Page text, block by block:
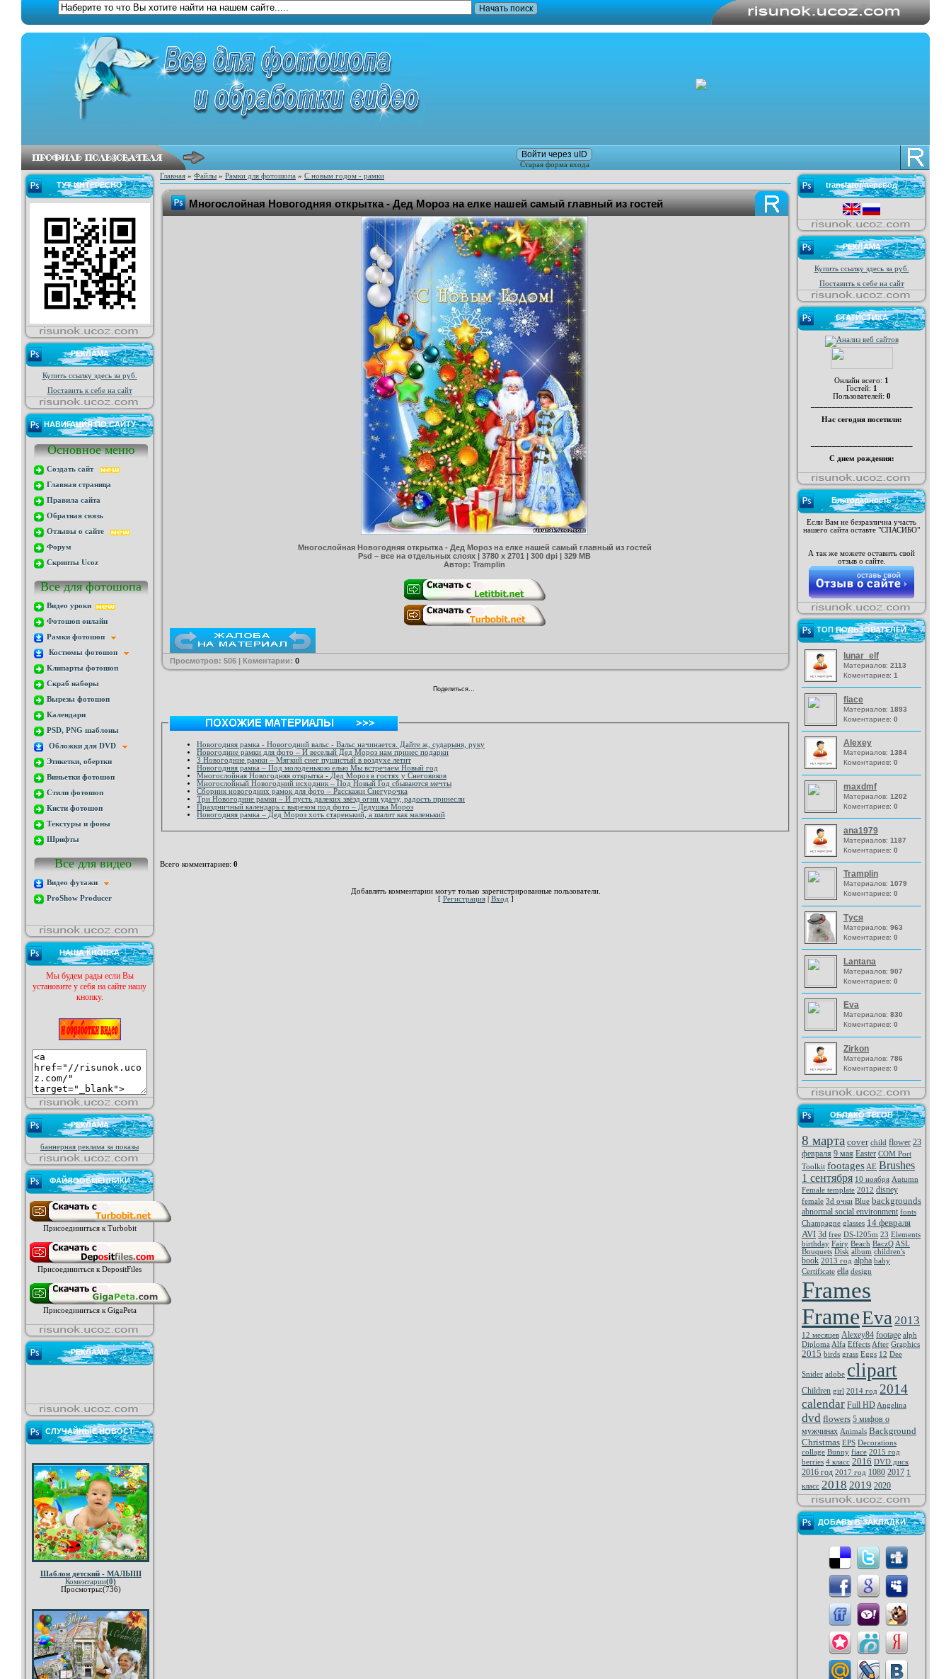
Войти через uID
Старая форма входа
ТУТ ИНТЕРЕСНО
РЕКЛАМА
Купить ссылку здесь за руб.
Поставить к себе на сайт
НАВИГАЦИЯ ПО САЙТУ
Основное меню
Создать сайт
Главная страница
Правила сайта
Обратная связь
Отзывы о сайте
Форум
Скрипты Ucoz
Все для фотошопа
Видео уроки
Фотошоп онлайн
Рамки фотошоп
Костюмы фотошоп
Клипарты фотошоп
Скраб наборы
Вырезы фотошоп
Календари
PSD, PNG шаблоны
Обложки для DVD
Этикетки, обертки
Виньетки фотошоп
Стили фотошоп
Кисти фотошоп
Текстуры и фоны
Шрифты
Все для видео
Видео футажи
ProShow Producer
НАША КНОПКА
Мы будем рады если Вы
установите у себя на сайте нашу
кнопку.
РЕКЛАМА
баннерная реклама за показы
ФАЙЛООБМЕННИКИ
Присоединиться к Turbobit
Присоединиться к DepositFiles
Присоединиться к GigaPeta
РЕКЛАМА
СЛУЧАЙНЫЕ НОВОСТ
Шаблон детский - МАЛЫШ
Коментарии(0)
Просмотры:(736)
Главная » Файлы » Рамки для фотошопа » С новым годом - рамки
Многослойная Новогодняя открытка - Дед Мороз на елке нашей самый главный из гостей
Многослойная Новогодняя открытка - Дед Мороз на елке нашей самый главный из гостей
Psd – все на отдельных слоях | 3780 x 2701 | 300 dpi | 329 MB
Автор: Tramplin
Просмотров: 506 | Коментарии: 0
Поделиться…
Новогодняя рамка - Новогодний вальс - Вальс начинается. Дайте ж, сударыня, руку
Новогодние рамки для фото – И веселый Дед Мороз нам принес подарки
3 Новогодние рамки – Мягкий снег пушистый в воздухе летит
Новогодняя рамка – Под молоденькою елью Мы встречаем Новый год
Многослойная Новогодняя открытка - Дед Мороз в гостях у Снеговиков
Многослойный Новогодний исходник – Под Новый Год сбываются мечты
Сборник новогодних рамок для фото – Расскажи Снегурочка
Три Новогодние рамки – И пусть далеких звёзд огни удачу, радость принесли
Праздничный календарь с вырезом под фото – Дедушка Мороз
Новогодняя рамка – Дед Мороз хоть старенький, а шалит как маленький
Всего комментариев: 0
Добавлять комментарии могут только зарегистрированные пользователи.
[ Регистрация| Вход ]
translator/перевод
РЕКЛАМА
Купить ссылку здесь за руб.
Поставить к себе на сайт
СТАТИСТИКА
Онлайн всего: 1
Гостей: 1
Пользователей: 0
Нас сегодня посетили:
С днем рождения:
Благодарность
Если Вам не безразлична участь
нашего сайта оставте "СПАСИБО"
А так же можете оставить свой
отзыв о сайте.
ТОП ПОЛЬЗОВАТЕЛЕЙ
lunar_elf
Материалов: 2113
Коментариев: 1
fiace
Материалов: 1893
Коментариев: 0
Alexey
Материалов: 1384
Коментариев: 0
maxdmf
Материалов: 1202
Коментариев: 0
ana1979
Материалов: 1187
Коментариев: 0
Tramplin
Материалов: 1079
Коментариев: 0
Туся
Материалов: 963
Коментариев: 0
Lantana
Материалов: 907
Коментариев: 0
Eva
Материалов: 830
Коментариев: 0
Zirkon
Материалов: 786
Коментариев: 0
ОБЛАКО ТЕГОВ
8 марта cover child flower 23
февраля 9 мая Easter COM Port
Toolkit footages AE Brushes
1 сентября 10 ноября Autumn
Female template 2012 disney
female 3d очки Blue backgrounds
abnormal social environment fonts
Champagne glasses 14 февраля
AVI 3d free DS-I205m 23 Elements
birthday Fairy Beach BaczQ ASL
Bouquets Disk album children's
book 2013 год alpha baby
Certificate ella design
Frames
FrameEva 2013
12 месяцев Alexey84 footage alph
Diploma Alfa Effects After Graphics
2015 birds grass Eggs 12 Dee
Snider adobe clipart
Children girl 2014 год 2014
calendar Full HD Angelina
dvd flowers 5 мифов о
мужчинах Animals Background
Christmas EPS Decorations
collage Bunny fiace 2015 год
berries 4 класс 2016 DVD диск
2016 год 2017 год 1080 2017 1
класс 2018 2019 2020
ДОБАВЬ В ЗАКЛАДКИ